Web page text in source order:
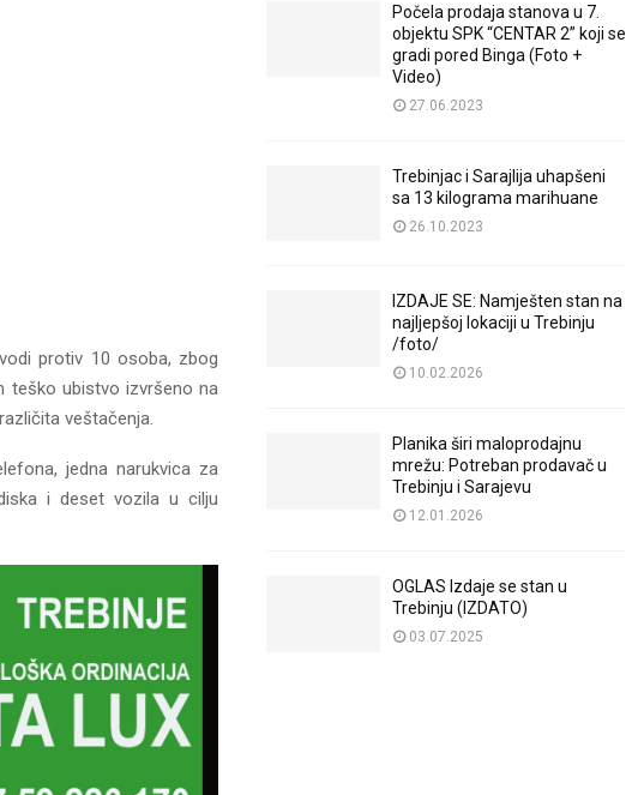
protiv 10 osoba, zbog
teško ubistvo izvršeno na
veštačenja.
jedna narukvica za
i deset vozila u cilju
Počela prodaja stanova u 7.
objektu SPK “CENTAR 2” koji se
gradi pored Binga (Foto +
Video)
27.06.2023
Trebinjac i Sarajlija uhapšeni
sa 13 kilograma marihuane
26.10.2023
IZDAJE SE: Namješten stan na
najljepšoj lokaciji u Trebinju
/foto/
10.02.2026
Planika širi maloprodajnu
mrežu: Potreban prodavač u
Trebinju i Sarajevu
12.01.2026
OGLAS Izdaje se stan u
Trebinju (IZDATO)
03.07.2025